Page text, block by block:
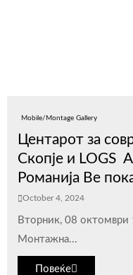
Mobile/Montage Gallery
Центарот за
Скопје и LOGS
Романија Ве
October 4, 2024
Вторник, 08
Монтажна...
Повеќе